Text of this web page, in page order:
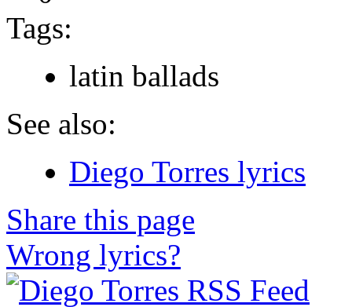
Tags:
latin ballads
See also:
Diego Torres lyrics
Share this page
Wrong lyrics?